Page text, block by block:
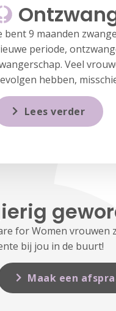
bent 9 maanden
periode,
Veel
hebben,
Lees verder
for Women vrouwen
bij jou in de buurt!
Maak een